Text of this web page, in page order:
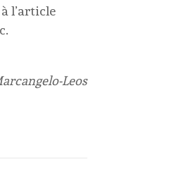
l’article
Leos